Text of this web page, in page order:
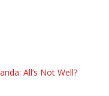
All’s Not Well?